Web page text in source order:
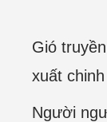
Gió
xuất
Người